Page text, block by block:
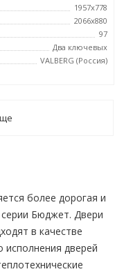
1957x778
2066x880
97
Два ключевых
VALBERG (Россия)
более дорогая и
Бюджет. Двери
в качестве
исполнения дверей